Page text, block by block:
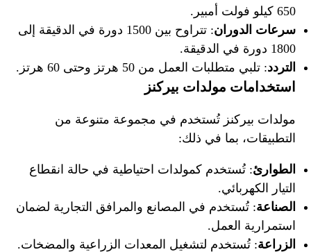
650 كيلو فولت أمبير.
سرعات الدوران
: تتراوح بين 1500 دورة في الدقيقة إلى
1800 دورة في الدقيقة.
التردد: تلبي متطلبات العمل من 50 هرتز وحتى 60 هرتز.
استخدامات مولدات بيركنز
مولدات بيركنز تُستخدم في مجموعة متنوعة من
التطبيقات، بما في ذلك:
الطوارئ: تُستخدم كمولدات احتياطية في حالة انقطاع
التيار الكهربائي.
الصناعة: تُستخدم في المصانع والمرافق التجارية لضمان
استمرارية العمل.
الزراعة: تُستخدم لتشغيل المعدات الزراعية والمضخات.